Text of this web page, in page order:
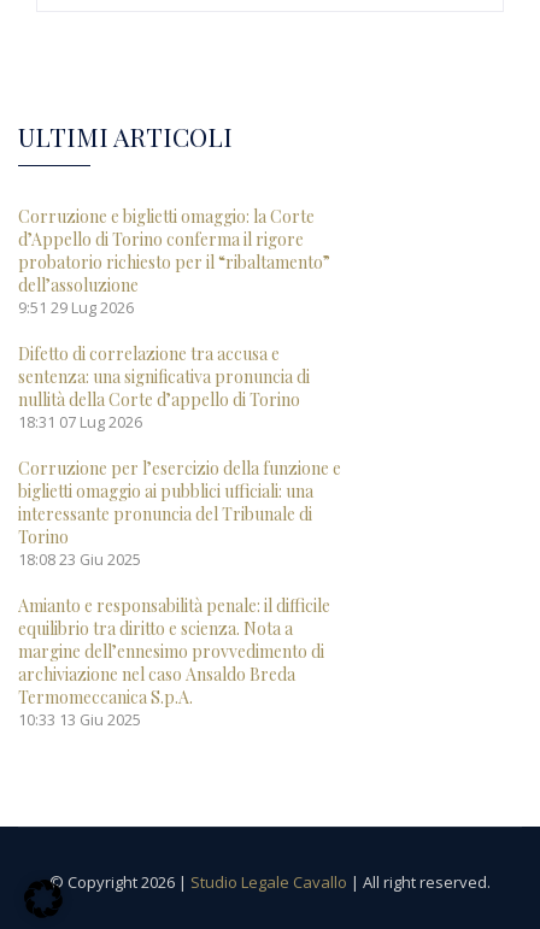
ULTIMI ARTICOLI
Corruzione e biglietti omaggio: la Corte
d’Appello di Torino conferma il rigore
probatorio richiesto per il “ribaltamento”
dell’assoluzione
9:51 29 Lug 2026
Difetto di correlazione tra accusa e
sentenza: una significativa pronuncia di
nullità della Corte d’appello di Torino
18:31 07 Lug 2026
Corruzione per l’esercizio della funzione e
biglietti omaggio ai pubblici ufficiali: una
interessante pronuncia del Tribunale di
Torino
18:0823 Giu 2025
Amianto e responsabilità penale: il difficile
equilibrio tra diritto e scienza. Nota a
margine dell’ennesimo provvedimento di
archiviazione nel caso Ansaldo Breda
Termomeccanica S.p.A.
10:33 13 Giu 2025
© Copyright 2026 | Studio Legale Cavallo | All right reserved.